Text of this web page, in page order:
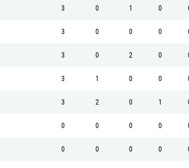
3 0 1 0
3 0 0 0
3 0 2 0
3 1 0 0
3 2 0 1
0 0 0 0
0 0 0 0